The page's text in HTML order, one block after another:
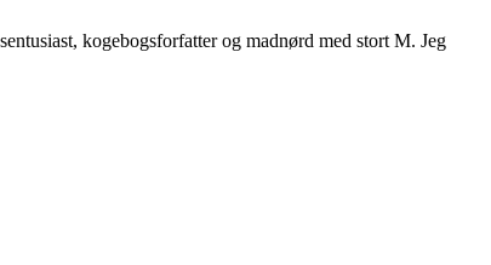
kogebogsforfatter og madnørd med stort M. Jeg